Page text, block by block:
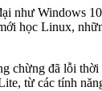
như
học Linux,
đã lỗi
từ các tính